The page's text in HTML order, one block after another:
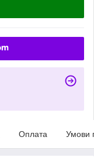
Оплата Умови